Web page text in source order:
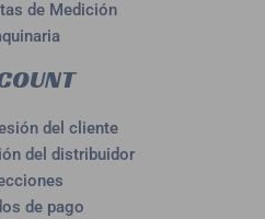
de Medición
del cliente
del distribuidor
de pago